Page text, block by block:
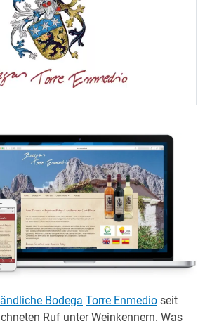
Bodega Torre Enmedio seit
Ruf unter Weinkennern. Was